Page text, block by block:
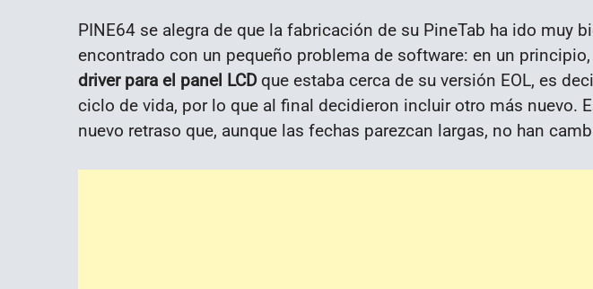
PINE64 se alegra de que la fabricación de su PineTab ha ido muy
encontrado con un pequeño problema de software: en un
driver para el panel LCDque estaba cerca de su versión EOL, es
ciclo de vida, por lo que al final decidieron incluir otro más nuevo.
nuevo retraso que, aunque las fechas parezcan largas, no han